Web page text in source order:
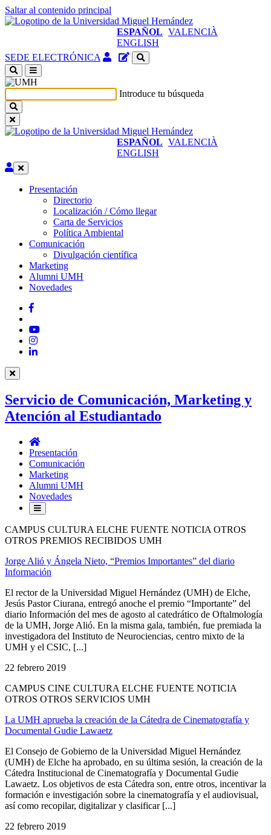
Saltar al contenido principal
ESPAÑOL VALENCIÀ
ENGLISH
SEDE ELECTRÓNICA Acceso
identificado
en
ventana
Gestor
del
sitio
Introduce tu búsqueda
ESPAÑOL VALENCIÀ
ENGLISH
Editar
Presentación
Presentación
Directorio
Localización / Cómo llegar
Carta de Servicios
Política Ambiental
Comunicación
Comunicación
Divulgación científica
Marketing
Alumni UMH
Novedades
Facebook
YouTube
Instagram
LinkedIn
Servicio de Comunicación, Marketing y
Atención al Estudiantado
Servicio
de
Comunicación,
Marketing
y
Atención
al
Estudiantado
Presentación
Comunicación
Marketing
Alumni UMH
Novedades
CAMPUS CULTURA ELCHE FUENTE NOTICIA OTROS
OTROS PREMIOS RECIBIDOS UMH
Jorge Alió y Ángela Nieto, “Premios Importantes” del diario
Información
El rector de la Universidad Miguel Hernández (UMH) de Elche,
Jesús Pastor Ciurana, entregó anoche el premio “Importante” del
diario Información del mes de agosto al catedrático de Oftalmología
de la UMH, Jorge Alió. En la misma gala, también, fue premiada la
investigadora del Instituto de Neurociencias, centro mixto de la
UMH y el CSIC, [...]
22 febrero 2019
CAMPUS CINE CULTURA ELCHE FUENTE NOTICIA
OTROS OTROS SERVICIOS UMH
La UMH aprueba la creación de la Cátedra de Cinematografía y
Documental Gudie Lawaetz
El Consejo de Gobierno de la Universidad Miguel Hernández
(UMH) de Elche ha aprobado, en su última sesión, la creación de la
Cátedra Institucional de Cinematografía y Documental Gudie
Lawaetz. Los objetivos de esta Cátedra son, entre otros, incentivar la
formación e investigación sobre la cinematografía y el audiovisual,
así como recopilar, digitalizar y clasificar [...]
22 febrero 2019